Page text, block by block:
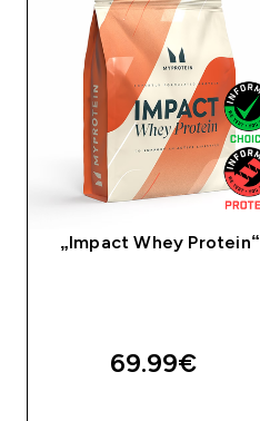
„Impact Whey Protein“
69.99€‎